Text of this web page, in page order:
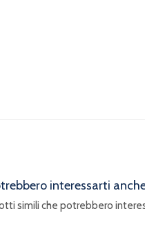
interessarti
simili che potrebbero